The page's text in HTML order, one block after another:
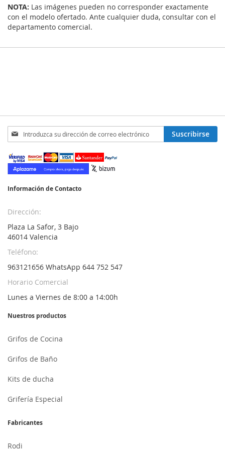
NOTA: Las imágenes pueden no corresponder exactamente
con el modelo ofertado. Ante cualquier duda, consultar con el
departamento comercial.
Inscríbase
a
nuestro
boletín
de
Suscribirse
Información de Contacto
Dirección:
Plaza La Safor, 3 Bajo
46014 Valencia
Teléfono:
963121656 WhatsApp 644 752 547
Horario Comercial
Lunes a Viernes de 8:00 a 14:00h
Nuestros productos
Grifos de Cocina
Grifos de Baño
Kits de ducha
Grifería Especial
Fabricantes
Rodi